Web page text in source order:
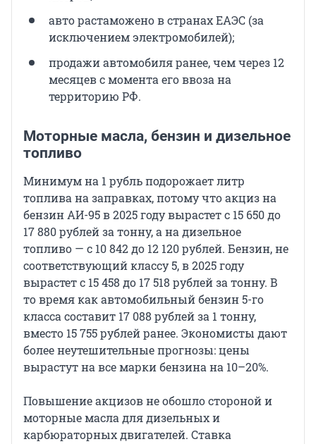
авто растаможено в странах ЕАЭС (за
исключением электромобилей);
продажи автомобиля ранее, чем через 12
месяцев с момента его ввоза на
территорию РФ.
Моторные масла, бензин и дизельное
топливо
Минимум на 1 рубль подорожает литр
топлива на заправках, потому что акциз на
бензин АИ-95 в 2025 году вырастет с 15 650 до
17 880 рублей за тонну, а на дизельное
топливо — с 10 842 до 12 120 рублей. Бензин, не
соответствующий классу 5, в 2025 году
вырастет с 15 458 до 17 518 рублей за тонну. В
то время как автомобильный бензин 5-го
класса составит 17 088 рублей за 1 тонну,
вместо 15 755 рублей ранее. Экономисты дают
более неутешительные прогнозы: цены
вырастут на все марки бензина на 10–20%.
Повышение акцизов не обошло стороной и
моторные масла для дизельных и
карбюраторных двигателей. Ставка